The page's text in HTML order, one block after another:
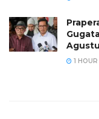
1 HOUR